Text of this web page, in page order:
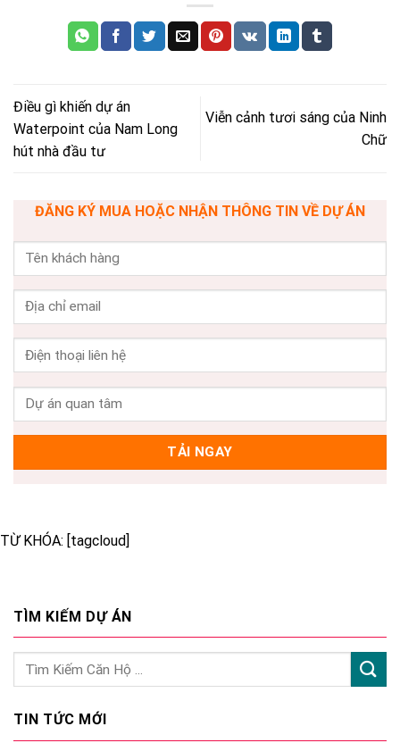
Điều gì khiến dự án
Waterpoint của Nam Long
hút nhà đầu tư
Viễn cảnh tươi sáng của Ninh
Chữ
ĐĂNG KÝ MUA HOẶC NHẬN THÔNG TIN VỀ DỰ ÁN
TỪ KHÓA: [tagcloud]
TÌM KIẾM DỰ ÁN
TIN TỨC MỚI